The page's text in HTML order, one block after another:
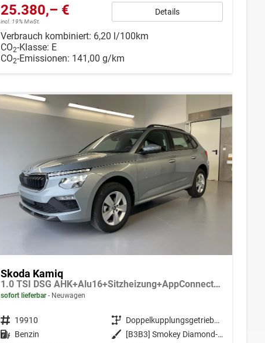
25.380,– €
incl. 19% MwSt.
Details
Verbrauch kombiniert: 6,20 l/100km
CO2-Klasse: E
CO2-Emissionen: 141,00 g/km
Skoda Kamiq
1.0 TSI DSG AHK+Alu16+Sitzheizung+AppConnect+GV5+LED+Nebel+Klima
sofort lieferbar Neuwagen
Fahrzeugnr. 19910 Getriebe
Doppelkupplungsgetriebe (DSG)
Kraftstoff Benzin Außenfarbe
[B3B3] Smokey Diamond-Silber Metallic